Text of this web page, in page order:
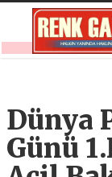
Dünya
Günü